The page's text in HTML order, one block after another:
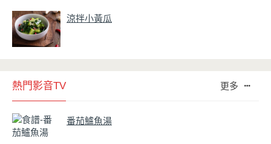
涼拌小黃瓜
熱門影音TV 更多
番茄鱸魚湯